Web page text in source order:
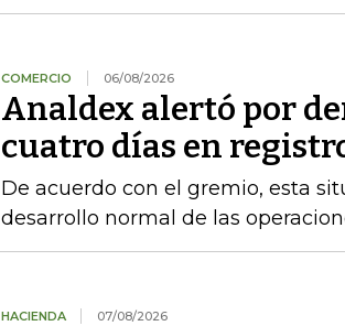
COMERCIO 06/08/2026
Analdex alertó por
cuatro días en
De acuerdo con el gremio, esta
desarrollo normal de las
HACIENDA 07/08/2026